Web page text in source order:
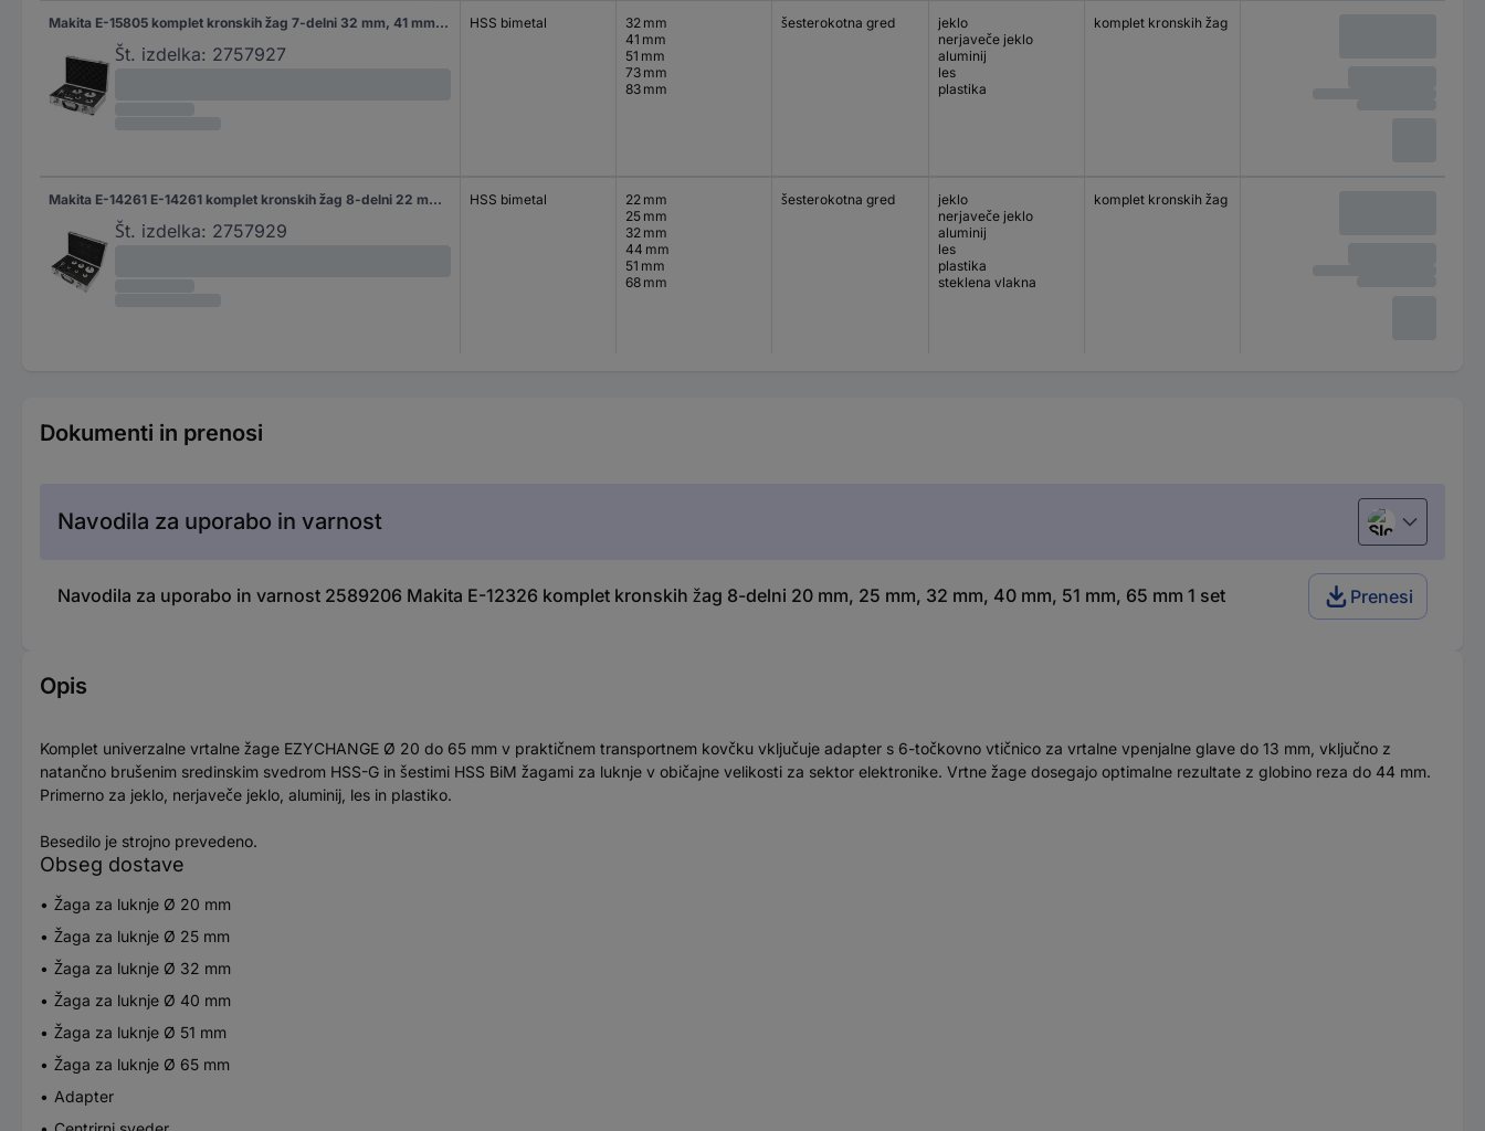
Makita E-15805 komplet kronskih žag 7-delni 32 mm, 41 mm, 51 mm, 73 mm, 83 mm 1 set
Št. izdelka: 2757927
HSS bimetal
32 mm
41 mm
51 mm
73 mm
83 mm
šesterokotna gred
jeklo
nerjaveče jeklo
aluminij
les
plastika
komplet kronskih žag
Makita E-14261 E-14261 komplet kronskih žag 8-delni 22 mm, 25 mm, 32 mm, 44 mm, 51 mm, 68 mm trdokovinska konica 1 set
Št. izdelka: 2757929
HSS bimetal
22 mm
25 mm
32 mm
44 mm
51 mm
68 mm
šesterokotna gred
jeklo
nerjaveče jeklo
aluminij
les
plastika
steklena vlakna
komplet kronskih žag
Dokumenti in prenosi
Navodila za uporabo in varnost Slovenščina
Navodila za uporabo in varnost 2589206 Makita E-12326 komplet kronskih žag 8-delni 20 mm, 25 mm, 32 mm, 40 mm, 51 mm, 65 mm 1 set Prenesi
Opis
Komplet univerzalne vrtalne žage EZYCHANGE Ø 20 do 65 mm v praktičnem transportnem kovčku vključuje adapter s 6-točkovno vtičnico za vrtalne vpenjalne glave do 13 mm, vključno z
natančno brušenim sredinskim svedrom HSS-G in šestimi HSS BiM žagami za luknje v običajne velikosti za sektor elektronike. Vrtne žage dosegajo optimalne rezultate z globino reza do 44 mm.
Primerno za jeklo, nerjaveče jeklo, aluminij, les in plastiko.
Besedilo je strojno prevedeno.
Obseg dostave
Žaga za luknje Ø 20 mm
Žaga za luknje Ø 25 mm
Žaga za luknje Ø 32 mm
Žaga za luknje Ø 40 mm
Žaga za luknje Ø 51 mm
Žaga za luknje Ø 65 mm
Adapter